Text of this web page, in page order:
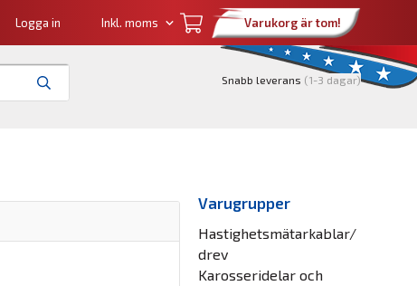
Logga in Varukorg är tom!
Snabb leverans (1-3 dagar)
Varugrupper
Hastighetsmätarkablar/
drev
Karosseridelar och